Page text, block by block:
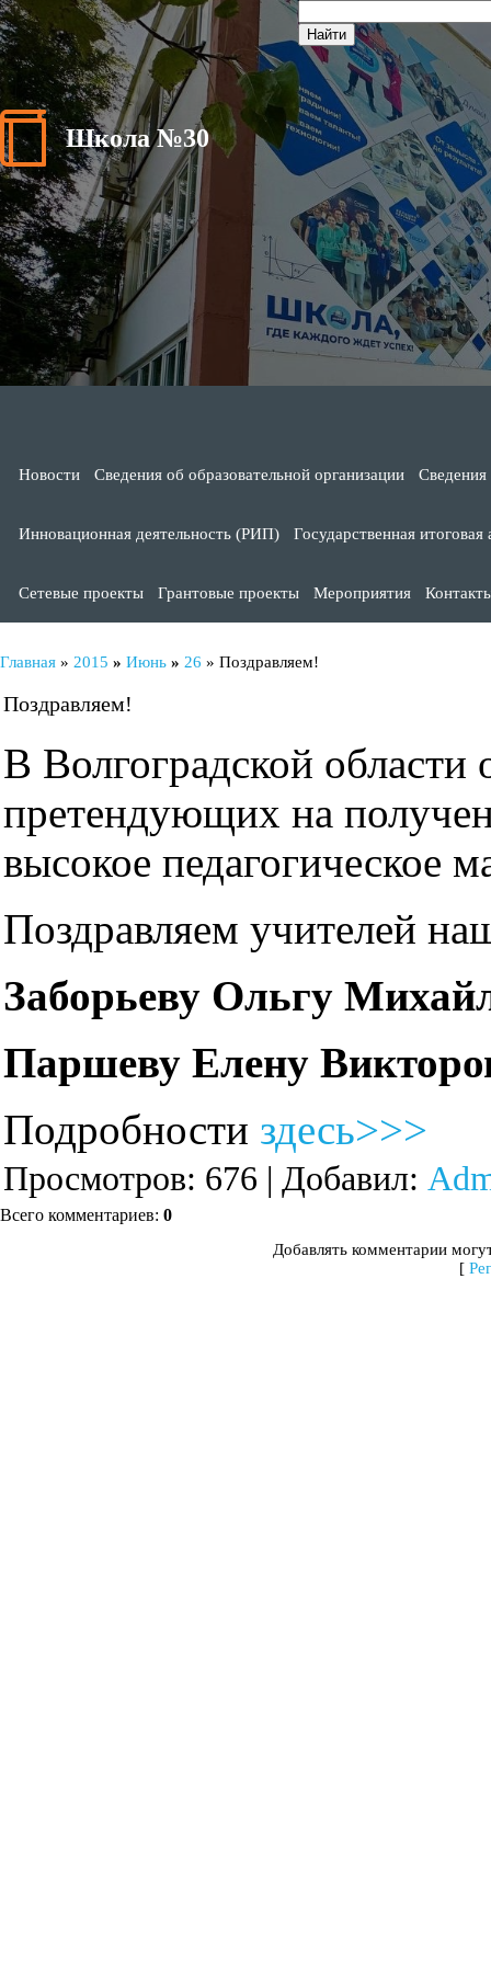
Школа №30
Новости Сведения об образовательной организации Сведения
Инновационная деятельность (РИП) Государственная итоговая
Сетевые проекты Грантовые проекты Мероприятия
Главная » 2015 » Июнь » 26 » Поздравляем!
Поздравляем!
В Волгоградской области
претендующих на
высокое педагогическое
Поздравляем учителей
Заборьеву Ольгу
Паршеву Елену
Подробности здесь>>>
Просмотров: 676 | Добавил:
Всего комментариев: 0
Добавлять комментарии
[